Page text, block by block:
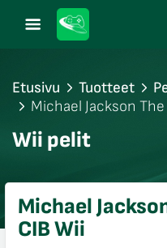
Etusivu Tuotteet
Michael Jackson
Wii pelit
Michael
CIB Wii
sulje
sulje